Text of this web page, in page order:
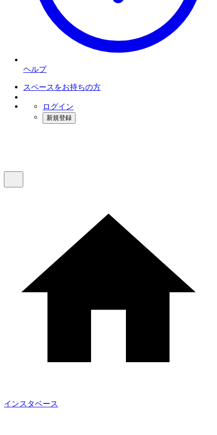
ヘルプ
スペースをお持ちの方
ログイン
新規登録
インスタベース